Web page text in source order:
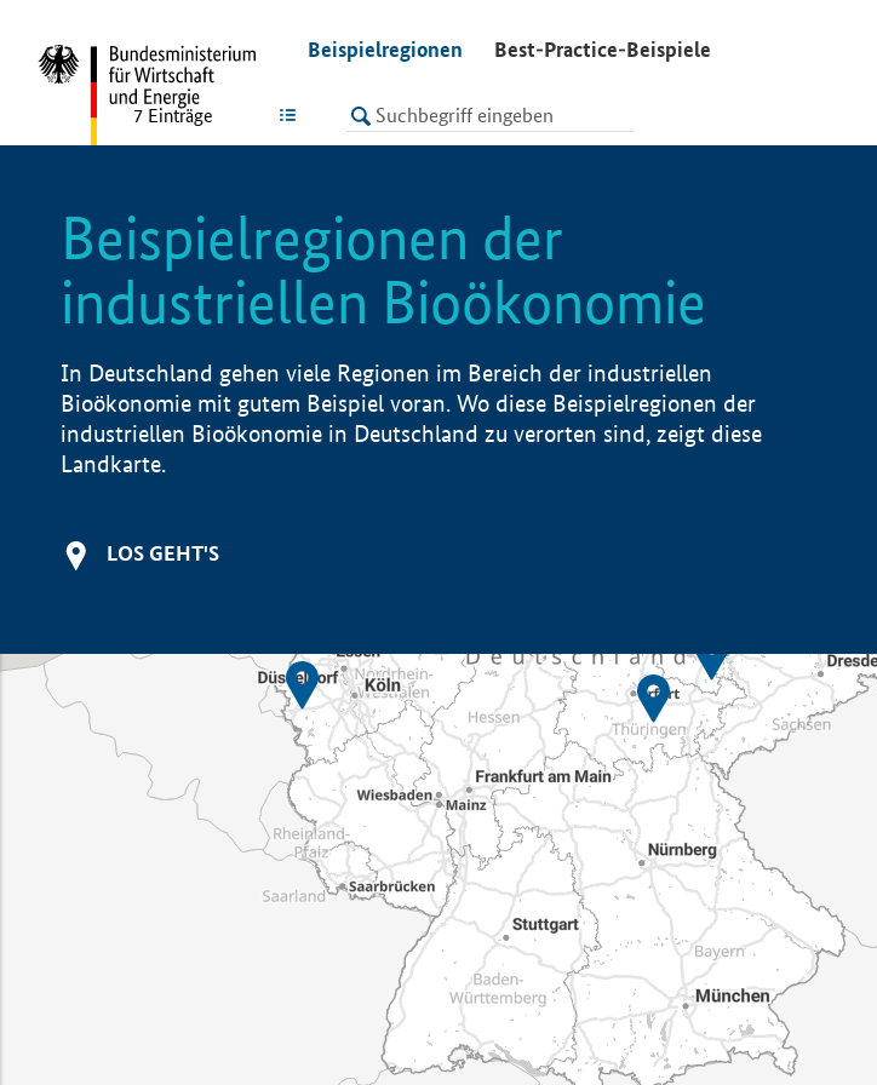
Beispielregionen Best-Practice-Beispiele
LISTE
7 Einträge
Beispielregionen der
industriellen Bioökonomie
In Deutschland gehen viele Regionen im Bereich der industriellen
Bioökonomie mit gutem Beispiel voran. Wo diese Beispielregionen der
industriellen Bioökonomie in Deutschland zu verorten sind, zeigt diese
Landkarte.
LOS GEHT'S